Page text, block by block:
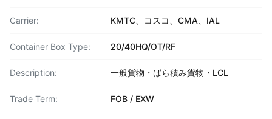
Carrier: KMTC、コスコ、CMA、IAL
Container Box Type: 20/40HQ/OT/RF
Description: 一般貨物・ばら積み貨物・LCL
Trade Term: FOB / EXW